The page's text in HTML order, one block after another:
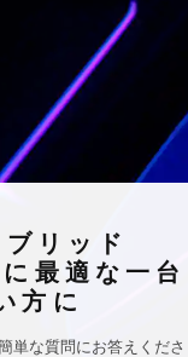
リッド
最適な一台
方に
単な質問にお答えくださ